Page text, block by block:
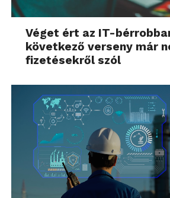
Véget ért az IT-
következő verseny már
fizetésekről szól